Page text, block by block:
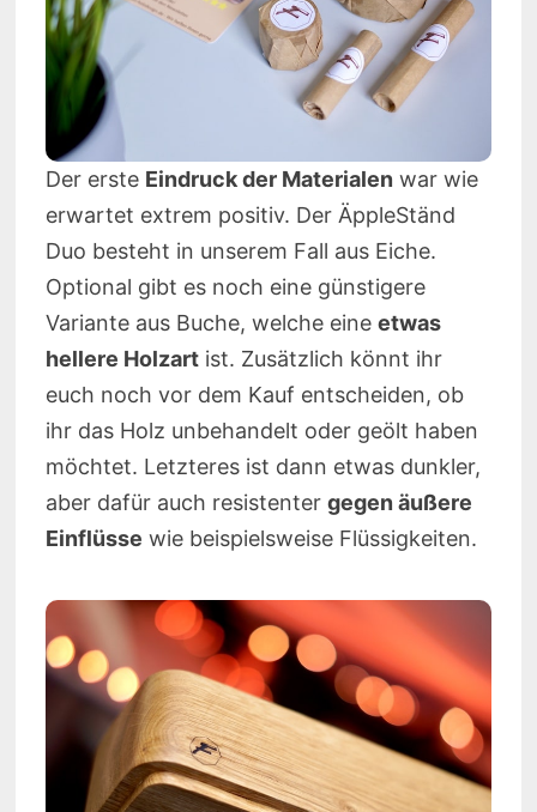
Der erste Eindruck der Materialen war wie
erwartet extrem positiv. Der ÄppleStänd
Duo besteht in unserem Fall aus Eiche.
Optional gibt es noch eine günstigere
Variante aus Buche, welche eine etwas
hellere Holzartist. Zusätzlich könnt ihr
euch noch vor dem Kauf entscheiden, ob
ihr das Holz unbehandelt oder geölt haben
möchtet. Letzteres ist dann etwas dunkler,
aber dafür auch resistenter gegen äußere
Einflüsse wie beispielsweise Flüssigkeiten.